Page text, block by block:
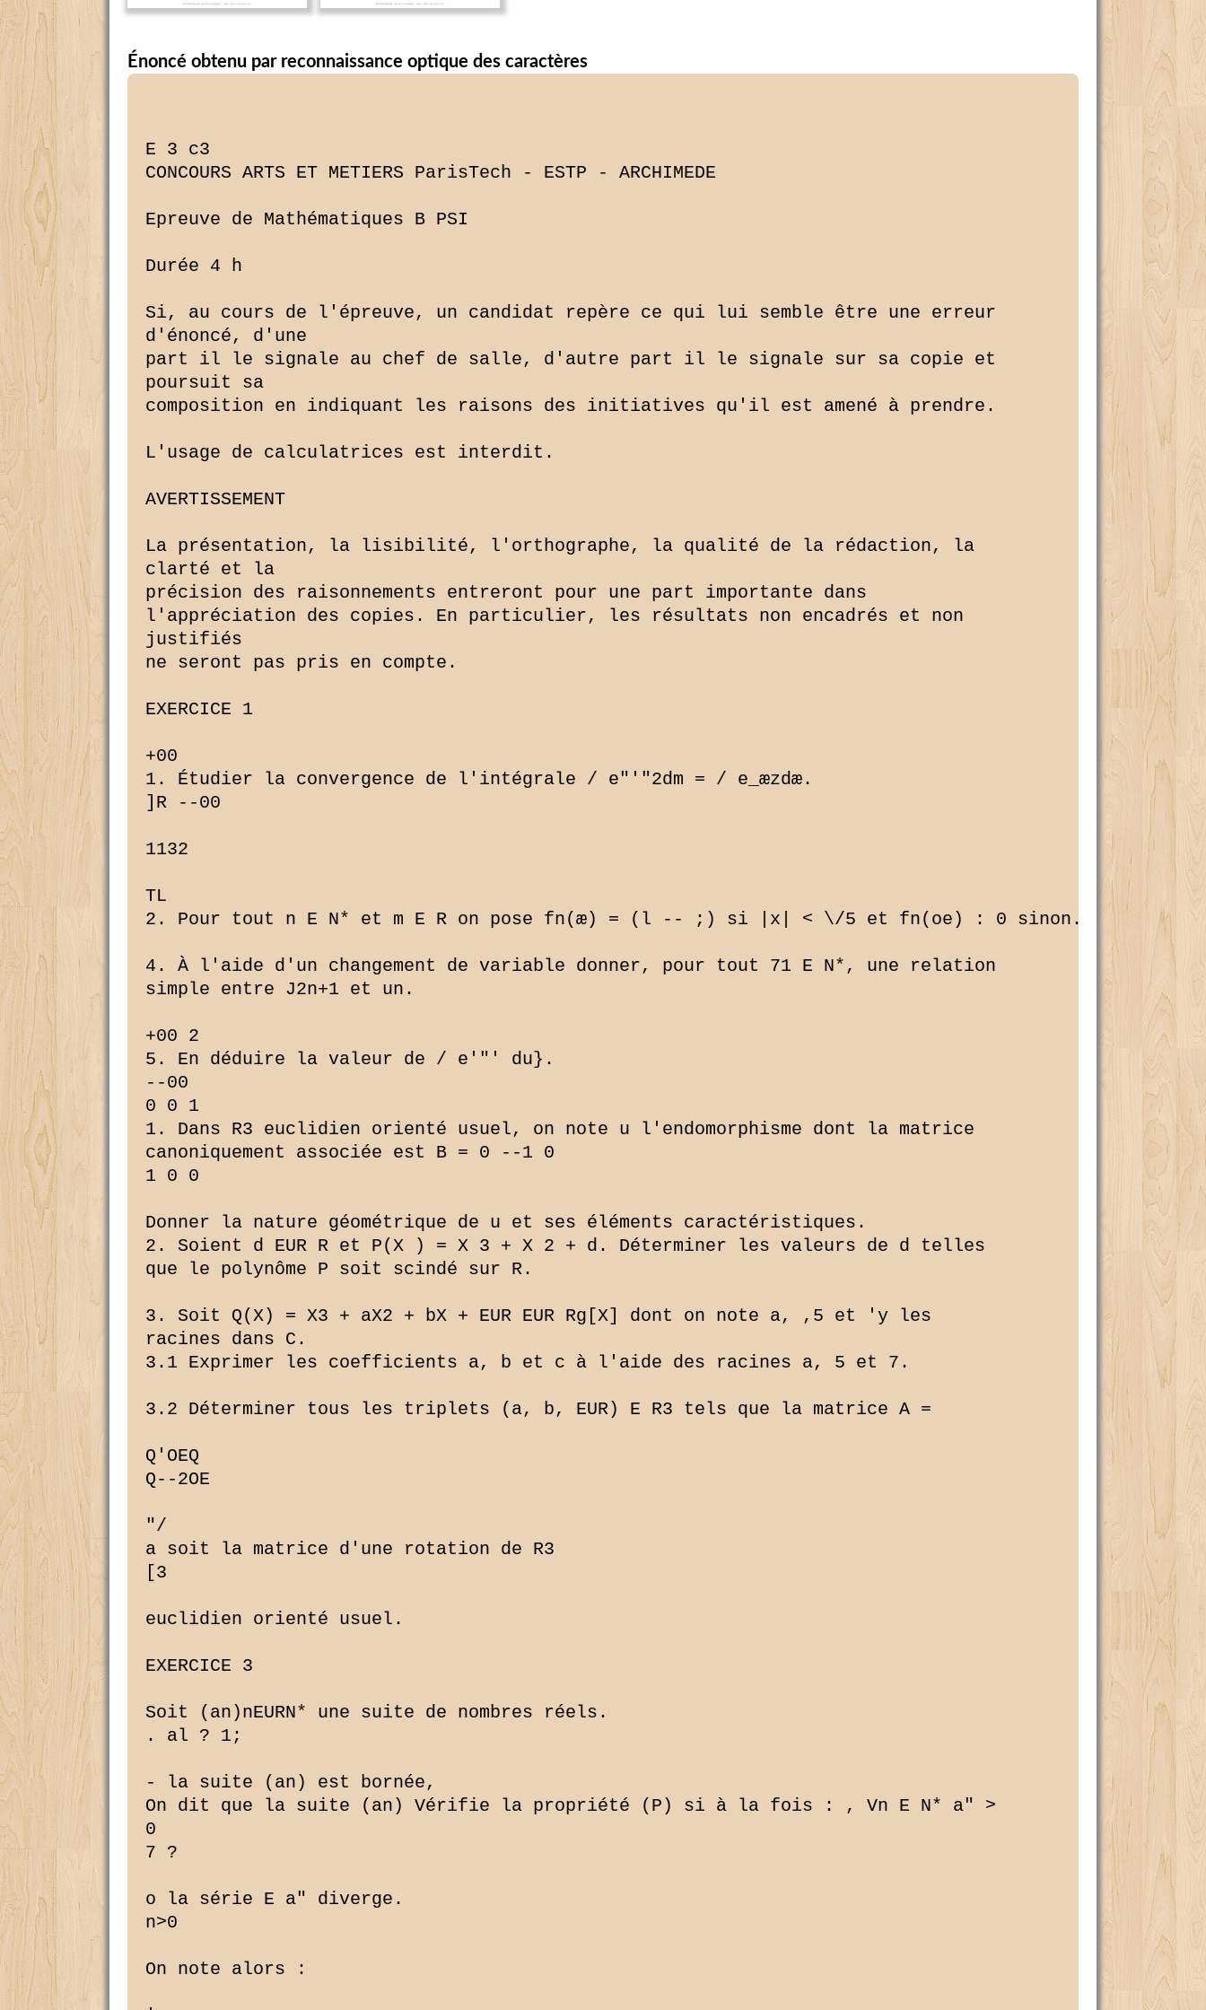
Énoncé obtenu par reconnaissance optique des caractères
E 3 c3
CONCOURS ARTS ET METIERS ParisTech - ESTP - ARCHIMEDE
Epreuve de Mathématiques B PSI
Durée 4 h
Si, au cours de l'épreuve, un candidat repère ce qui lui semble être une erreur
d'énoncé, d'une
part il le signale au chef de salle, d'autre part il le signale sur sa copie et
poursuit sa
composition en indiquant les raisons des initiatives qu'il est amené à prendre.
L'usage de calculatrices est interdit.
AVERTISSEMENT
La présentation, la lisibilité, l'orthographe, la qualité de la rédaction, la
clarté et la
précision des raisonnements entreront pour une part importante dans
l'appréciation des copies. En particulier, les résultats non encadrés et non
justifiés
ne seront pas pris en compte.
EXERCICE 1
+00
1. Étudier la convergence de l'intégrale / e"'"2dm = / e_æzdæ.
]R --00
1132
TL
2. Pour tout n E N* et m E R on pose fn(æ) = (l -- ;) si |x| < \/5 et fn(oe) : 0 sinon. 2.1 Donner,
4. À l'aide d'un changement de variable donner, pour tout 71 E N*, une relation
simple entre J2n+1 et un.
+00 2
5. En déduire la valeur de / e'"' du}.
--00
0 0 1
1. Dans R3 euclidien orienté usuel, on note u l'endomorphisme dont la matrice
canoniquement associée est B = 0 --1 0
1 0 0
Donner la nature géométrique de u et ses éléments caractéristiques.
2. Soient d EUR R et P(X ) = X 3 + X 2 + d. Déterminer les valeurs de d telles
que le polynôme P soit scindé sur R.
3. Soit Q(X) = X3 + aX2 + bX + EUR EUR Rg[X] dont on note a, ,5 et 'y les
racines dans C.
3.1 Exprimer les coefficients a, b et c à l'aide des racines a, 5 et 7.
3.2 Déterminer tous les triplets (a, b, EUR) E R3 tels que la matrice A =
Q'OEQ
Q--2OE
"/
a soit la matrice d'une rotation de R3
[3
euclidien orienté usuel.
EXERCICE 3
Soit (an)nEURN* une suite de nombres réels.
. al ? 1;
- la suite (an) est bornée,
On dit que la suite (an) Vérifie la propriété (P) si à la fois : , Vn E N* a" >
0
7 ?
o la série E a" diverge.
n>0
On note alors :